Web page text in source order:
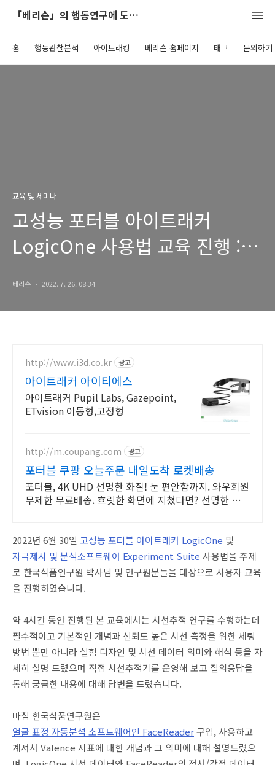
「베리슨」의 행동연구에 도움이 되는 블로그
홈 행동관찰분석 아이트래킹 베리슨 홈페이지 태그 문의하기
교육 및 세미나
고성능 포터블 아이트래커
LogicOne 사용법 교육 진행 :
베리슨 2022. 7. 26. 08:34
http://www.i3d.co.kr 광고
아이트래커 아이티에스
아이트래커 Pupil Labs, Gazepoint,
ETvision 이동형,고정형
http://m.coupang.com 광고
포터블 쿠팡 오늘주문 내일도착 로켓배송
포터블, 4K UHD 선명한 화질! 눈 편안함까지. 와우회원
무제한 무료배송. 흐릿한 화면에 지쳤다면? 선명한 모니
2022년 6월 30일 고성능 포터블 아이트래커 LogicOne 및
자극제시 및 분석소프트웨어 Experiment Suite 사용법을 주제
로 한국식품연구원 박사님 및 연구원분들을 대상으로 사용자 교육
을 진행하였습니다.
약 4시간 동안 진행된 본 교육에서는 시선추적 연구를 수행하는데
필수적이고 기본적인 개념과 신뢰도 높은 시선 측정을 위한 세팅
방법 뿐만 아니라 실험 디자인 및 시선 데이터 의미와 해석 등을 자
세히 설명 드렸으며 직접 시선추적기를 운영해 보고 질의응답을
통해 궁금한 내용에 대해 답변을 드렸습니다.
마침 한국식품연구원은
얼굴 표정 자동분석 소프트웨어인 FaceReader구입,사용하고
계셔서 Valence 지표에 대한 개념과 그 의미에 대해 설명드렸으